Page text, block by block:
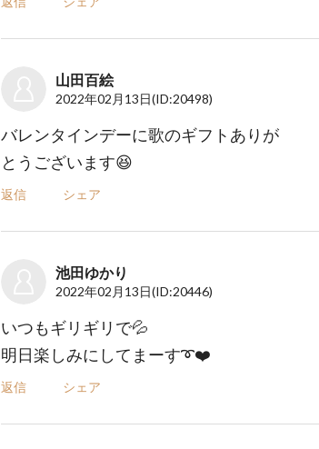
山田百絵
2022年02月13日(ID:20498)
バレンタインデーに歌のギフトありが
とうございます😆
返信 シェア
池田ゆかり
2022年02月13日(ID:20446)
いつもギリギリで💦
明日楽しみにしてまーす➰❤️
返信 シェア